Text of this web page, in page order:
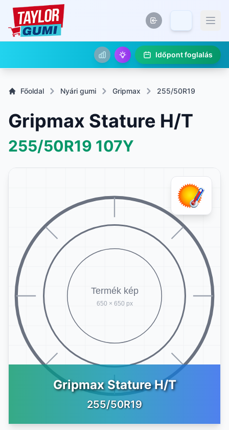
Időpont foglalás
Főoldal Nyári gumi Gripmax 255/50R19
Gripmax Stature H/T
255/50R19 107Y
Gripmax Stature H/T
255/50R19